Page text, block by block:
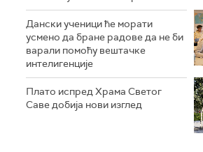
Дански ученици ће морати
усмено да бране радове да не би
варали помоћу вештачке
интелигенције
Плато испред Храма Светог
Саве добија нови изглед